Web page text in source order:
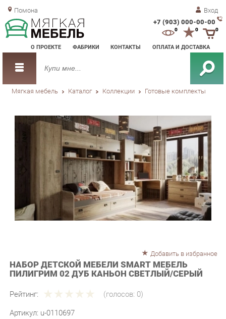
Помона Вход
+7 (903) 000-00-00
О ПРОЕКТЕ ФАБРИКИ КОНТАКТЫ ОПЛАТА И ДОСТАВКА
0 0
Мягкая мебель Каталог Коллекции Готовые комплекты
НАБОР ДЕТСКОЙ МЕБЕЛИ SMART МЕБЕЛЬ
ПИЛИГРИМ 02 ДУБ КАНЬОН СВЕТЛЫЙ/СЕРЫЙ
u-0110697